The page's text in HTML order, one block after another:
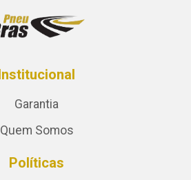
Institucional
Garantia
Quem Somos
Políticas